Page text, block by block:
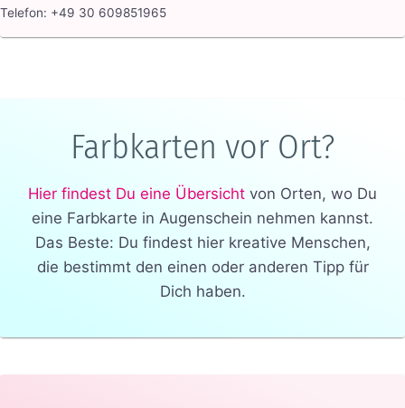
Telefon: +49 30 609851965
Farbkarten vor Ort?
Hier findest Du eine Übersicht von Orten, wo Du
eine Farbkarte in Augenschein nehmen kannst.
Das Beste: Du findest hier kreative Menschen,
die bestimmt den einen oder anderen Tipp für
Dich haben.